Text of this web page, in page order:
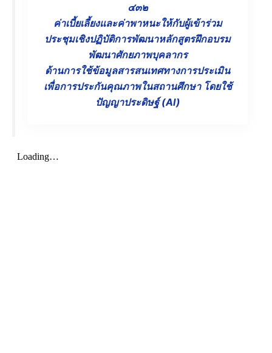
๔๓๒
ค่าเบี้ยเลี้ยงและค่าพาหนะให้กับผู้เข้าร่วม
ประชุมเชิงปฏิบัติการพัฒนาหลักสูตรฝึกอบรม
พัฒนาศักยภาพบุคลากร
ด้านการใช้ข้อมูลสารสนเทศทางการประเมิน
เพื่อการประกันคุณภาพในสถานศึกษา โดยใช้
ปัญญาประดิษฐ์ (AI)